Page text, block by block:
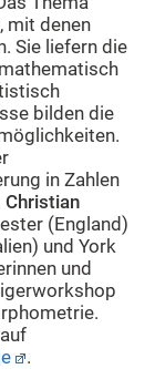
mit denen
Sie liefern die
bilden die
in Zahlen
Christian
(England)
und York
und
.